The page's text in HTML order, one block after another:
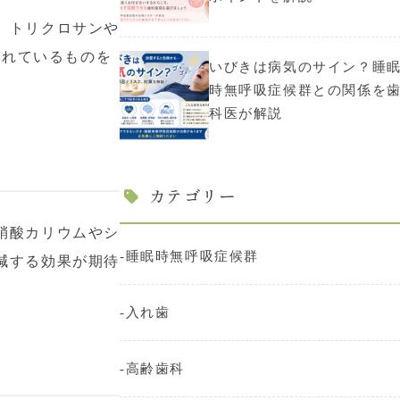
トリクロサンや
ているものを
酸カリウムやシ
する効果が期待
いびきは病気のサイン？睡
時無呼吸症候群との関係を
科医が解説
カテゴリー
睡眠時無呼吸症候群
入れ歯
高齢歯科